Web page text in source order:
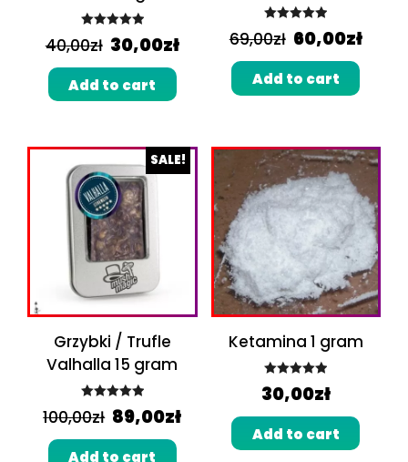
Rated5.00
40,00zł 30,00zł
Add to cart
Rated5.00
69,00zł 60,00zł
Add to cart
SALE!
Grzybki / Trufle
Valhalla 15 gram
Rated5.00
100,00zł 89,00zł
Add to cart
Ketamina 1 gram
Rated 5.00
out of 5
30,00zł
Add to cart